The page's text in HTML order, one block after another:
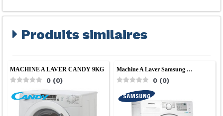
Produits similaires
MACHINE A LAVER CANDY 9KG
0 (0)
Machine A Laver Samsung …
0 (0)